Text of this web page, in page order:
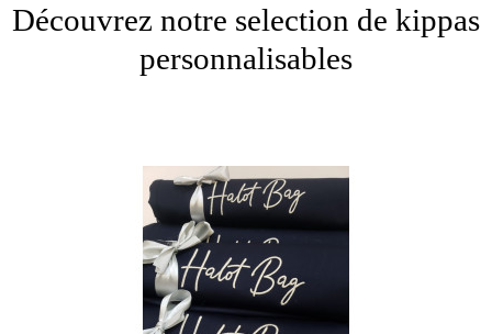
Découvrez notre selection de kippas
personnalisables